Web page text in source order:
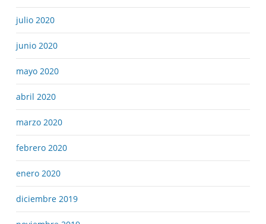
julio 2020
junio 2020
mayo 2020
abril 2020
marzo 2020
febrero 2020
enero 2020
diciembre 2019